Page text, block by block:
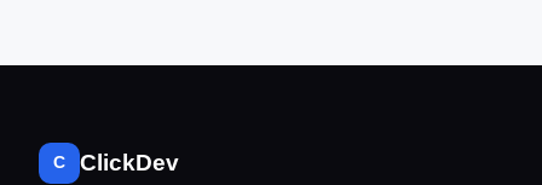
C ClickDev